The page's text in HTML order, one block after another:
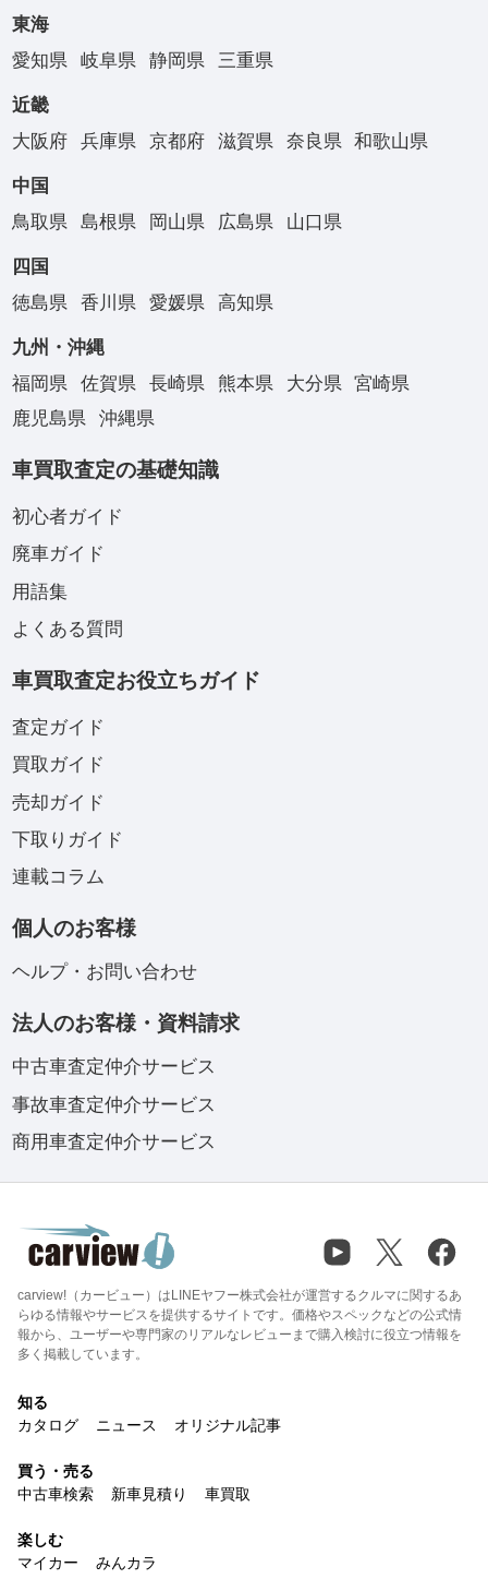
東海
愛知県
岐阜県 静岡県 三重県
近畿
大阪府
兵庫県 京都府 滋賀県 奈良県 和歌山県
中国
鳥取県
島根県 岡山県 広島県 山口県
四国
徳島県
香川県 愛媛県 高知県
九州・沖縄
福岡県
佐賀県 長崎県 熊本県 大分県
宮崎県
鹿児島県
沖縄県
車買取査定の基礎知識
初心者ガイド
廃車ガイド
用語集
よくある質問
車買取査定お役立ちガイド
査定ガイド
買取ガイド
売却ガイド
下取りガイド
連載コラム
個人のお客様
ヘルプ・お問い合わせ
法人のお客様・資料請求
中古車査定仲介サービス
事故車査定仲介サービス
商用車査定仲介サービス
carview!（カービュー）はLINEヤフー株式会社が運営するクルマに関するあ
らゆる情報やサービスを提供するサイトです。価格やスペックなどの公式情
報から、ユーザーや専門家のリアルなレビューまで購入検討に役立つ情報を
多く掲載しています。
知る
カタログ
ニュース オリジナル記事
買う・売る
中古車検索
新車見積り 車買取
楽しむ
マイカー
みんカラ